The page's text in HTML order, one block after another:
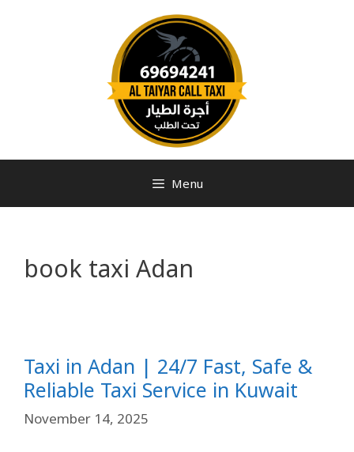
Menu
book taxi Adan
Taxi in Adan | 24/7 Fast, Safe &
Reliable Taxi Service in Kuwait
November 14, 2025